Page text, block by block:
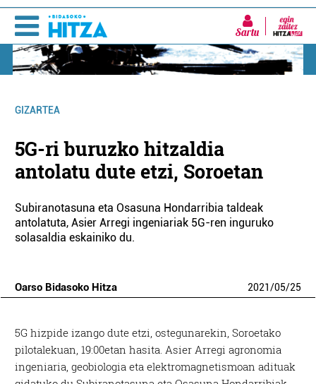
Sartu
GIZARTEA
5G-ri buruzko hitzaldia
antolatu dute etzi, Soroetan
Subiranotasuna eta Osasuna Hondarribia taldeak
antolatuta, Asier Arregi ingeniariak 5G-ren inguruko
solasaldia eskainiko du.
Oarso Bidasoko Hitza 2021/05/25
5G hizpide izango dute etzi, ostegunarekin, Soroetako
pilotalekuan, 19:00etan hasita. Asier Arregi agronomia
ingeniaria, geobiologia eta elektromagnetismoan adituak